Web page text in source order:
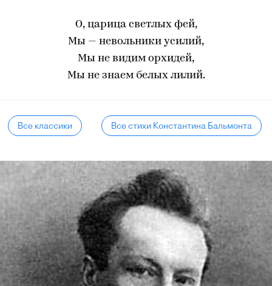
О, царица светлых фей,
Мы — невольники усилий,
Мы не видим орхидей,
Мы не знаем белых лилий.
Все классики Все стихи Константина Бальмонта